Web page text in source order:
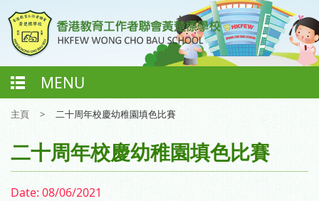
MENU
主頁 > 二十周年校慶幼稚園填色比賽
二十周年校慶幼稚園填色比賽
Date: 08/06/2021